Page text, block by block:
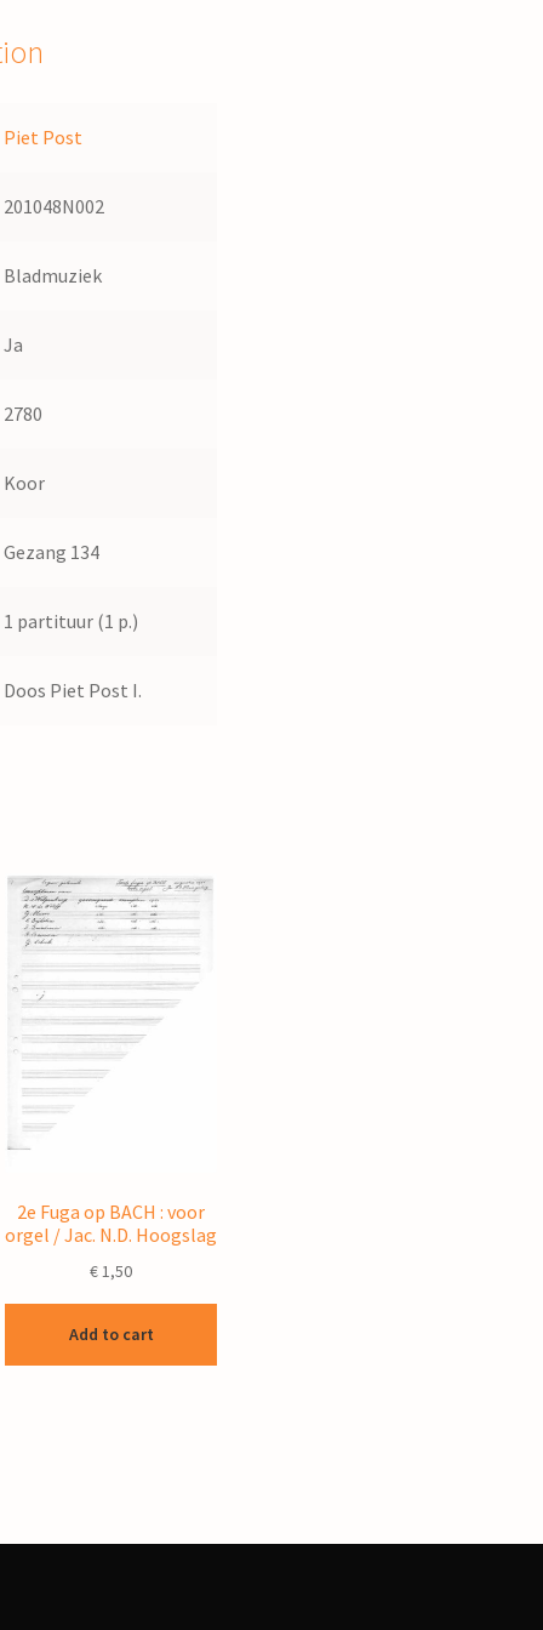
Piet Post
201048N002
Bladmuziek
Ja
2780
Koor
Gezang 134
1 partituur (1 p.)
Doos Piet Post I.
2e Fuga op BACH : voor
orgel / Jac. N.D. Hoogslag
€1,50
Add to cart